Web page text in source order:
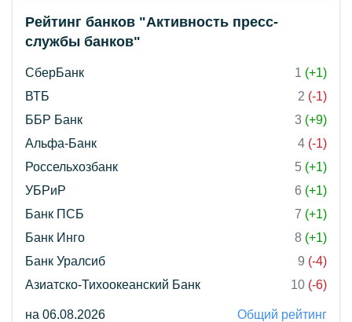
Рейтинг банков "Активность пресс-
службы банков"
СберБанк 1 (+1)
ВТБ
2 (-1)
ББР Банк
3 (+9)
Альфа-Банк
4 (-1)
Россельхозбанк
5 (+1)
УБРиР
6 (+1)
Банк ПСБ
7 (+1)
Банк Инго
8 (+1)
Банк Уралсиб
9 (-4)
Азиатско-Тихоокеанский Банк
10 (-6)
на 06.08.2026 Общий рейтинг